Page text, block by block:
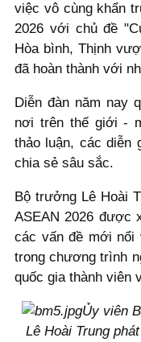
việc vô cùng khẩn
2026 với chủ đề
Hòa bình, Thịnh
đã hoàn thành với
Diễn đàn năm nay
nơi trên thế giới -
thảo luận, các diễn
chia sẻ sâu sắc.
Bộ trưởng Lê Hoài
ASEAN 2026 được
các vấn đề mới nổi
trong chương trình
quốc gia thành viên
Ủy viên
Lê Hoài Trung